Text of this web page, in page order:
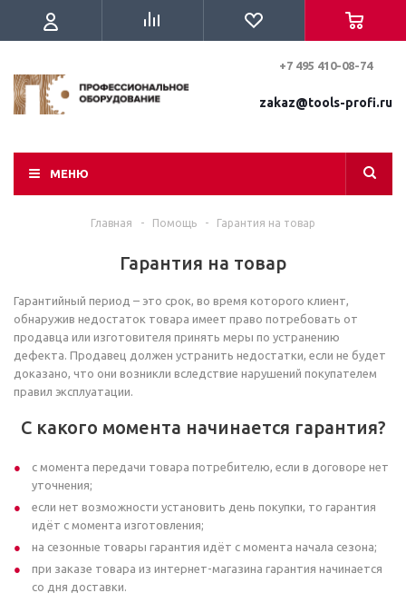
+7 495 410-08-74
zakaz@tools-profi.ru
МЕНЮ
Главная - Помощь - Гарантия на товар
Гарантия на товар
Гарантийный период – это срок, во время которого клиент,
обнаружив недостаток товара имеет право потребовать от
продавца или изготовителя принять меры по устранению
дефекта. Продавец должен устранить недостатки, если не будет
доказано, что они возникли вследствие нарушений покупателем
правил эксплуатации.
С какого момента начинается гарантия?
с момента передачи товара потребителю, если в договоре нет
уточнения;
если нет возможности установить день покупки, то гарантия
идёт с момента изготовления;
на сезонные товары гарантия идёт с момента начала сезона;
при заказе товара из интернет-магазина гарантия начинается
со дня доставки.